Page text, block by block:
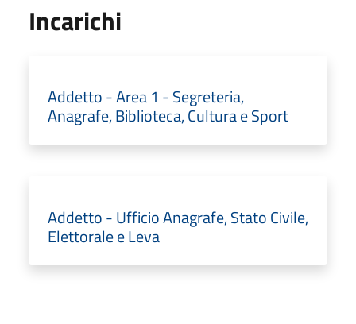
Incarichi
Addetto - Area 1 - Segreteria,
Anagrafe, Biblioteca, Cultura e Sport
Addetto - Ufficio Anagrafe, Stato Civile,
Elettorale e Leva